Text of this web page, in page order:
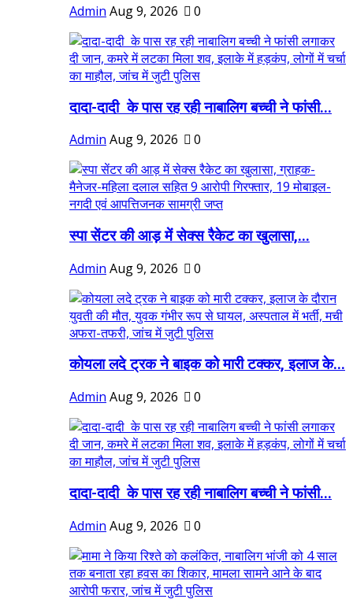
Admin Aug 9, 2026 0
दादा-दादी के पास रह रही नाबालिग बच्ची ने फांसी...
Admin Aug 9, 2026 0
स्पा सेंटर की आड़ में सेक्स रैकेट का खुलासा,...
Admin Aug 9, 2026 0
कोयला लदे ट्रक ने बाइक को मारी टक्कर, इलाज के...
Admin Aug 9, 2026 0
दादा-दादी के पास रह रही नाबालिग बच्ची ने फांसी...
Admin Aug 9, 2026 0